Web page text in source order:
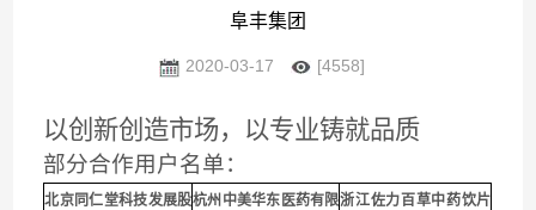
阜丰集团
2020-03-17 [4558]
以创新创造市场，以专业铸就品质
部分合作用户名单：
北京同仁堂科技发展股杭州中美华东医药有限浙江佐力百草中药饮片